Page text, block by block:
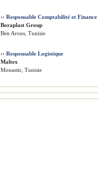
›› Responsable Comptabilité et Finance
Boraplast Group
Ben Arous, Tunisie
›› Responsable Logistique
Maltex
Monastir, Tunisie